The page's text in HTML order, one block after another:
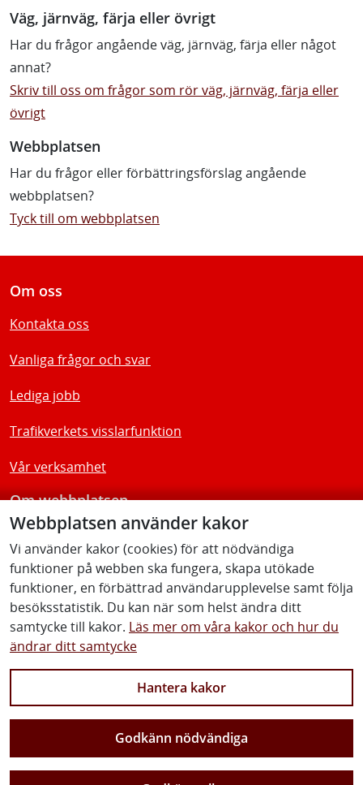
Webbplatsen använder kakor
Vi använder kakor (cookies) för att nödvändiga
funktioner på webben ska fungera, skapa utökade
funktioner, en förbättrad användarupplevelse samt följa
besöksstatistik. Du kan när som helst ändra ditt
samtycke till kakor. Läs mer om våra kakor och hur du
ändrar ditt samtycke
Hantera kakor
Godkänn nödvändiga
Väg, järnväg, färja eller övrigt
Har du frågor angående väg, järnväg, färja eller något
annat?
Skriv till oss om frågor som rör väg, järnväg, färja eller
övrigt
Webbplatsen
Har du frågor eller förbättringsförslag angående
webbplatsen?
Tyck till om webbplatsen
Vi gör Sverige närmare
Om oss
Kontakta oss
Vanliga frågor och svar
Lediga jobb
Trafikverkets visslarfunktion
Vår verksamhet
Om webbplatsen
Tillgänglighetsredogörelse
Följ oss
Facebook Youtube